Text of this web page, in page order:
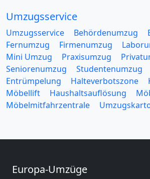
Umzugsservice
Umzugsservice Behördenumzug
Fernumzug
Firmenumzug
Mini Umzug
Praxisumzug
Seniorenumzug
Studentenumzug
Entrümpelung
Halteverbotszone
Möbellift
Haushaltsauflösung
Möbelmitfahrzentrale
Europa-Umzüge